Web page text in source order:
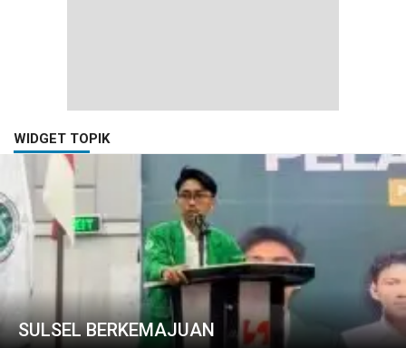
WIDGET TOPIK
SULSEL BERKEMAJUAN